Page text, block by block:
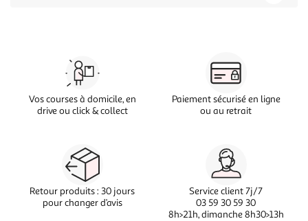
Vos courses à domicile, en
drive ou click & collect
Paiement sécurisé en ligne
ou au retrait
Retour produits : 30 jours
pour changer d’avis
Service client 7j/7
03 59 30 59 30
8h>21h, dimanche 8h30>13h